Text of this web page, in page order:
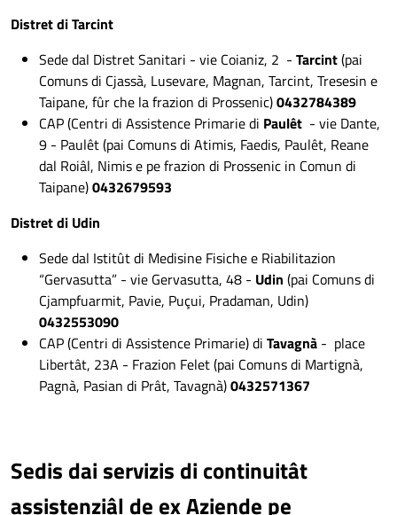
Distret di Tarcint
Sede dal Distret Sanitari - vie Coianiz, 2 - Tarcint(pai
Comuns di Cjassà, Lusevare, Magnan, Tarcint, Tresesin e
Taipane, fûr che la frazion di Prossenic)0432784389
CAP (Centri di Assistence Primarie di Paulêt - vie Dante,
9 - Paulêt (pai Comuns di Atimis, Faedis, Paulêt, Reane
dal Roiâl, Nimis e pe frazion di Prossenic in Comun di
Taipane)0432679593
Distret di Udin
Sede dal Istitût di Medisine Fisiche e Riabilitazion
“Gervasutta” - vie Gervasutta, 48 - Udin (pai Comuns di
Cjampfuarmit, Pavie, Puçui, Pradaman, Udin)
0432553090
CAP (Centri di Assistence Primarie) di Tavagnà - place
Libertât, 23A - Frazion Felet (pai Comuns di Martignà,
Pagnà, Pasian di Prât, Tavagnà)0432571367
Sedis dai servizis di continuitât
assistenziâl de ex Aziende pe